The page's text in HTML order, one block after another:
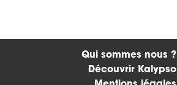
Qui sommes nous ?
Découvrir Kalypso